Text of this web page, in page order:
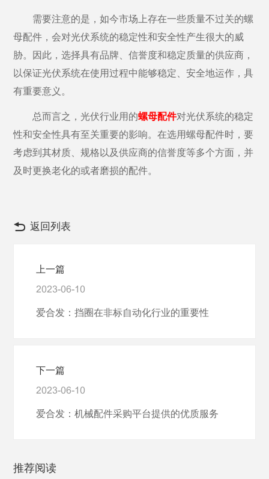
需要注意的是，如今市场上存在一些质量不过关的螺
母配件，会对光伏系统的稳定性和安全性产生很大的威
胁。因此，选择具有品牌、信誉度和稳定质量的供应商，
以保证光伏系统在使用过程中能够稳定、安全地运作，具
有重要意义。
总而言之，光伏行业用的螺母配件对光伏系统的稳定
性和安全性具有至关重要的影响。在选用螺母配件时，要
考虑到其材质、规格以及供应商的信誉度等多个方面，并
及时更换老化的或者磨损的配件。
返回列表
上一篇
2023-06-10
爱合发：挡圈在非标自动化行业的重要性
下一篇
2023-06-10
爱合发：机械配件采购平台提供的优质服务
推荐阅读